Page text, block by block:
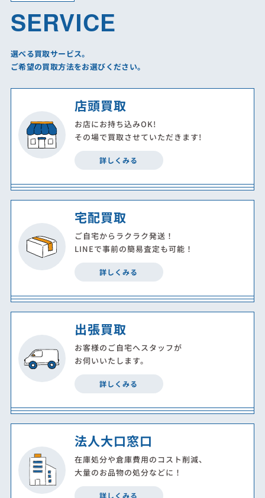
SERVICE
選べる買取サービス。
ご希望の買取方法をお選びください。
店頭買取
お店にお持ち込みOK!
その場で買取させていただきます!
詳しくみる
宅配買取
ご自宅からラクラク発送！
LINEで事前の簡易査定も可能！
詳しくみる
出張買取
お客様のご自宅へスタッフが
お伺いいたします。
詳しくみる
法人大口窓口
在庫処分や倉庫費用のコスト削減、
大量のお品物の処分などに！
詳しくみる